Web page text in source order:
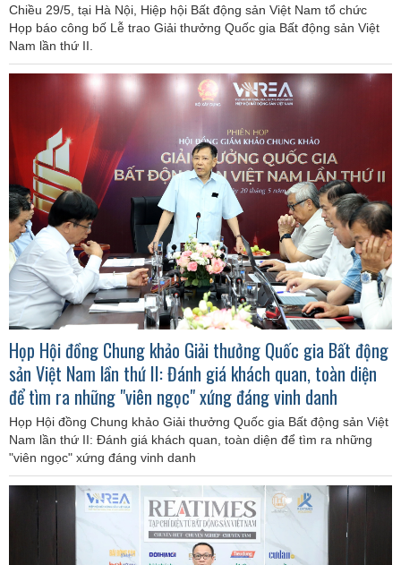
Chiều 29/5, tại Hà Nội, Hiệp hội Bất động sản Việt Nam tổ chức
Họp báo công bố Lễ trao Giải thưởng Quốc gia Bất động sản Việt
Nam lần thứ II.
Họp Hội đồng Chung khảo Giải thưởng Quốc gia Bất động
sản Việt Nam lần thứ II: Đánh giá khách quan, toàn diện
để tìm ra những "viên ngọc" xứng đáng vinh danh
Họp Hội đồng Chung khảo Giải thưởng Quốc gia Bất động sản Việt
Nam lần thứ II: Đánh giá khách quan, toàn diện để tìm ra những
"viên ngọc" xứng đáng vinh danh